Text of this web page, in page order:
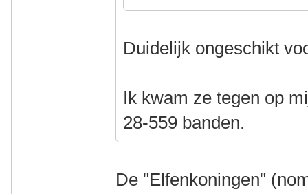
Duidelijk ongeschikt
Ik kwam ze tegen op
28-559 banden.
De "Elfenkoningen"